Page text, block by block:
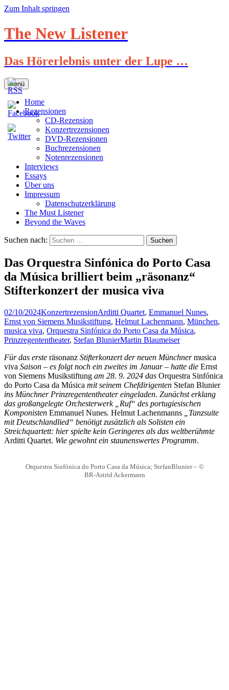
Zum Inhalt springen
The New Listener
Das Hörerlebnis unter der Lupe …
Menü
Home
Rezensionen
CD-Rezension
Konzertrezensionen
DVD-Rezensionen
Buchrezensionen
Notenrezensionen
Interviews
Essays
Über uns
Impressum
Datenschutzerklärung
The Must Listener
Beyond the Waves
Suchen nach:
Das Orquestra Sinfónica do Porto Casa
da Música brilliert beim „räsonanz“
Stifterkonzert der musica viva
02/10/2024KonzertrezensionArditti Quartet, Emmanuel Nunes,
Ernst von Siemens Musikstiftung, Helmut Lachenmann, München,
musica viva, Orquestra Sinfónica do Porto Casa da Música,
Prinzregententheater, Stefan BlunierMartin Blaumeiser
Für das erste räsonanz Stifterkonzert der neuen Münchnermusica
viva Saison – es folgt noch ein zweites im Januar – hatte die Ernst
von Siemens Musikstiftung am 28. 9. 2024 das Orquestra Sinfónica
do Porto Casa da Música mit seinem Chefdirigenten Stefan Blunier
ins Münchner Prinzregententheater eingeladen. Zunächst erklang
das großangelegte Orchesterwerk „Ruf“ des portugiesischen
Komponisten Emmanuel Nunes. Helmut Lachenmanns „Tanzsuite
mit Deutschlandlied“ benötigt zusätzlich als Solisten ein
Streichquartett: hier spielte kein Geringeres als das weltberühmte
Arditti Quartet. Wie gewohnt ein staunenswertes Programm.
Orquestra Sinfónica do Porto Casa da Música; StefanBlunier – ©
BR-Astrid Ackermann